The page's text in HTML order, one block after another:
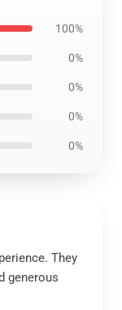
100%
0%
0%
0%
0%
They
generous